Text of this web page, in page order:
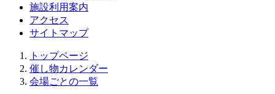
施設利用案内
アクセス
サイトマップ
トップページ
催し物カレンダー
会場ごとの一覧